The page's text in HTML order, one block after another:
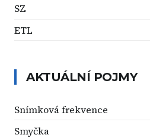
SZ
ETL
AKTUÁLNÍ POJMY
Snímková frekvence
Smyčka